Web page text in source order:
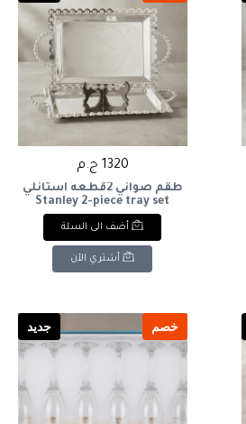
1320 ج.م
طقم صواني 2قطعه استانلي
Stanley 2-piece tray set
أضف الى السلة
أشتري الآن
خصم جديد